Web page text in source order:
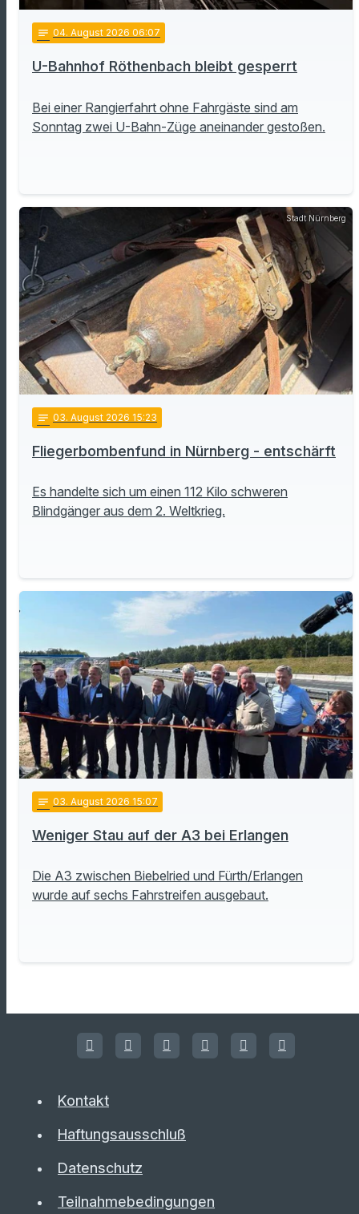
notes 04. August 2026 06:07
U-Bahnhof Röthenbach bleibt gesperrt
Bei einer Rangierfahrt ohne Fahrgäste sind am
Sonntag zwei U-Bahn-Züge aneinander gestoßen.
Stadt Nürnberg
notes 03. August 2026 15:23
Fliegerbombenfund in Nürnberg - entschärft
Es handelte sich um einen 112 Kilo schweren
Blindgänger aus dem 2. Weltkrieg.
notes 03. August 2026 15:07
Weniger Stau auf der A3 bei Erlangen
Die A3 zwischen Biebelried und Fürth/Erlangen
wurde auf sechs Fahrstreifen ausgebaut.
Kontakt
Haftungsausschluß
Datenschutz
Teilnahmebedingungen